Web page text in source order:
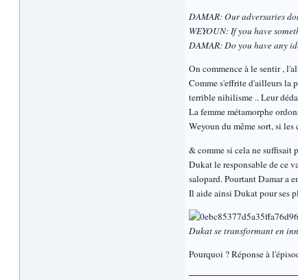
DAMAR: Our adversaries
WEYOUN: If you have
DAMAR: Do you have any
On commence à le sentir ,
Comme s'effrite d'ailleurs la
terrible nihilisme .. Leur
La femme métamorphe
Weyoun du même sort, si les
& comme si cela ne suffisait
Dukat le responsable de ce
salopard. Pourtant Damar a
Il aide ainsi Dukat pour ses
Dukat se transformant en
Pourquoi ? Réponse à